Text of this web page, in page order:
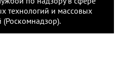
технологий и массовых